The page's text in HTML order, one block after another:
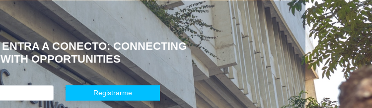
A CONECTO: CONNECTING
OPPORTUNITIES
Registrarme